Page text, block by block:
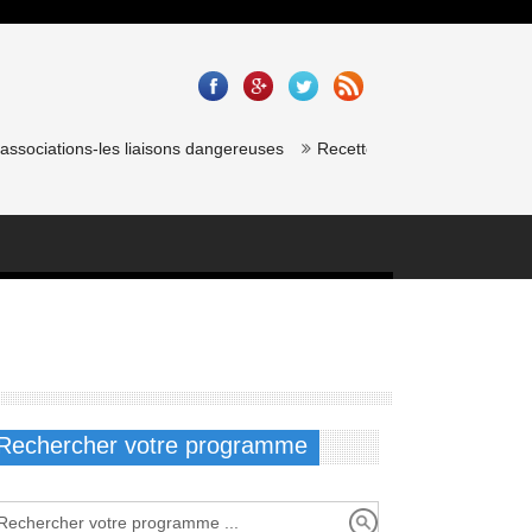
les liaisons dangereuses Recette saumon gravlax de
votre programme